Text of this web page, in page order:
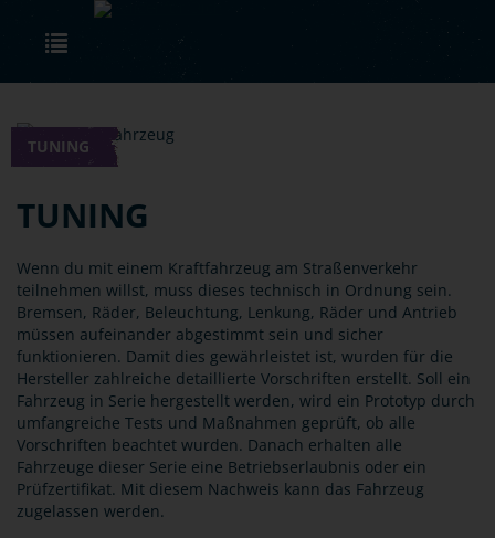
Skip to main content
TUNING
TUNING
Wenn du mit einem Kraftfahrzeug am Straßenverkehr
teilnehmen willst, muss dieses technisch in Ordnung sein.
Bremsen, Räder, Beleuchtung, Lenkung, Räder und Antrieb
müssen aufeinander abgestimmt sein und sicher
funktionieren. Damit dies gewährleistet ist, wurden für die
Hersteller zahlreiche detaillierte Vorschriften erstellt. Soll ein
Fahrzeug in Serie hergestellt werden, wird ein Prototyp durch
umfangreiche Tests und Maßnahmen geprüft, ob alle
Vorschriften beachtet wurden. Danach erhalten alle
Fahrzeuge dieser Serie eine Betriebserlaubnis oder ein
Prüfzertifikat. Mit diesem Nachweis kann das Fahrzeug
zugelassen werden.